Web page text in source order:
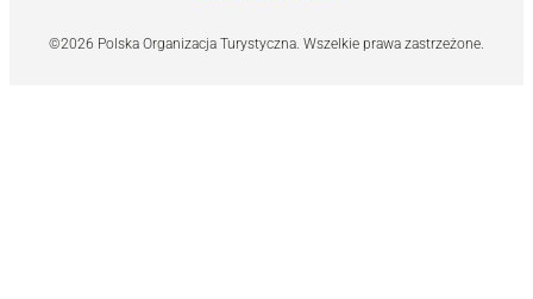
©2026 Polska Organizacja Turystyczna. Wszelkie prawa zastrzeżone.